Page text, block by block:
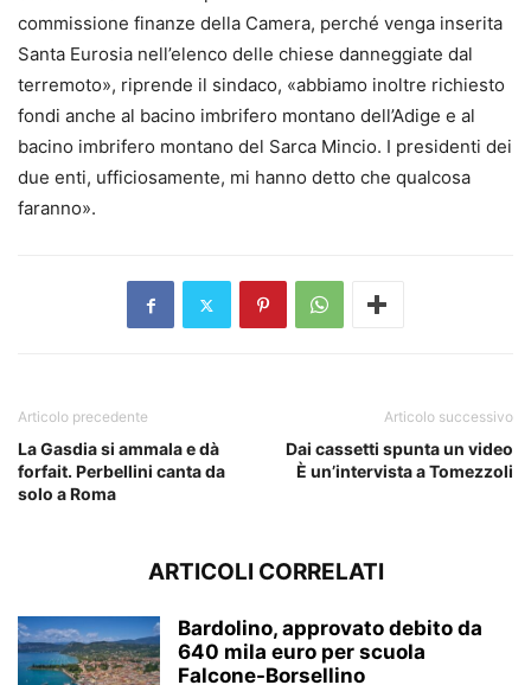
commissione finanze della Camera, perché venga inserita
Santa Eurosia nell’elenco delle chiese danneggiate dal
terremoto», riprende il sindaco, «abbiamo inoltre richiesto
fondi anche al bacino imbrifero montano dell’Adige e al
bacino imbrifero montano del Sarca Mincio. I presidenti dei
due enti, ufficiosamente, mi hanno detto che qualcosa
faranno».
Articolo precedente
La Gasdia si ammala e dà
forfait. Perbellini canta da
solo a Roma
Articolo successivo
Dai cassetti spunta un video
È un’intervista a Tomezzoli
ARTICOLI CORRELATI
Bardolino, approvato debito da
640 mila euro per scuola
Falcone-Borsellino